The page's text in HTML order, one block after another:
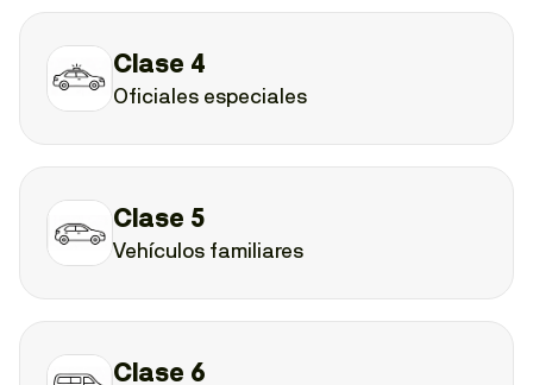
Clase 4
Oficiales especiales
Clase 5
Vehículos familiares
Clase 6